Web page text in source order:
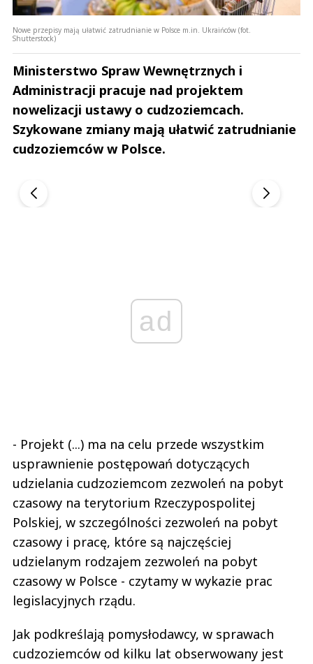
Nowe przepisy mają ułatwić zatrudnianie w Polsce m.in. Ukraińców (fot.
Shutterstock)
Ministerstwo Spraw Wewnętrznych i
Administracji pracuje nad projektem
nowelizacji ustawy o cudzoziemcach.
Szykowane zmiany mają ułatwić zatrudnianie
cudzoziemców w Polsce.
ad
- Projekt (...) ma na celu przede wszystkim
usprawnienie postępowań dotyczących
udzielania cudzoziemcom zezwoleń na pobyt
czasowy na terytorium Rzeczypospolitej
Polskiej, w szczególności zezwoleń na pobyt
czasowy i pracę, które są najczęściej
udzielanym rodzajem zezwoleń na pobyt
czasowy w Polsce - czytamy w wykazie prac
legislacyjnych rządu.
Jak podkreślają pomysłodawcy, w sprawach
cudzoziemców od kilku lat obserwowany jest